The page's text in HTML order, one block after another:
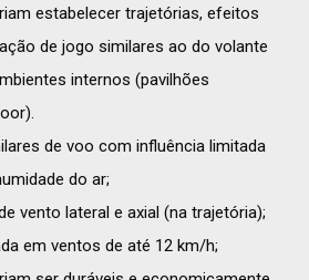
estabelecer trajetórias, efeitos
de jogo similares ao do volante
internos (pavilhões
de voo com influência limitada
do ar;
vento lateral e axial (na trajetória);
em ventos de até 12 km/h;